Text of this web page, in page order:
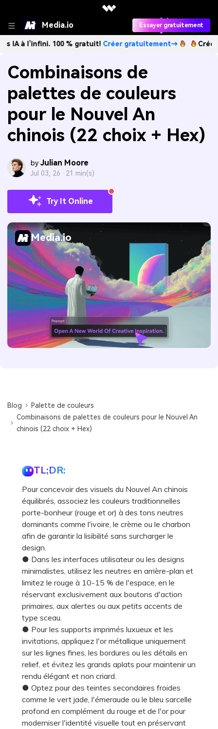
Media.io Essayer gratuitement
100 % gratuit!Créer gratuitement→ Créez des
Combinaisons de
palettes de couleurs
pour le Nouvel An
chinois (22 choix + Hex)
by Julian Moore
Jul 03, 26 · 21 min(s)
Try It Online
Media.io
Blog
Palette de couleurs
Combinaisons de palettes de couleurs pour le Nouvel An
chinois (22 choix + Hex)
TL;DR:
Pour concevoir des visuels du Nouvel An chinois
équilibrés, associez les couleurs traditionnelles
porte-bonheur (rouge et or) à des tons neutres
dominants comme l'ivoire, le crème ou le charbon
afin de garantir la lisibilité sans surcharger le
design.
● Dans les interfaces utilisateur ou les designs
minimalistes, utilisez les neutres en arrière-plan et
limitez le rouge à 10-15 % de l'espace, en le
réservant exclusivement aux boutons d'action
primaires, aux alertes ou aux petits accents de
type sceau.
● Pour les supports imprimés luxueux et les
invitations, appliquez l'or métallique uniquement
sur les lignes fines, les bordures ou les détails en
relief, et évitez les grands aplats pour maintenir un
rendu élégant et non criard.
● Optez pour des teintes secondaires froides
comme le vert jade, l'émeraude ou le bleu sarcelle
profond en complément du rouge et de l'or pour
moderniser l'identité visuelle tout en préservant